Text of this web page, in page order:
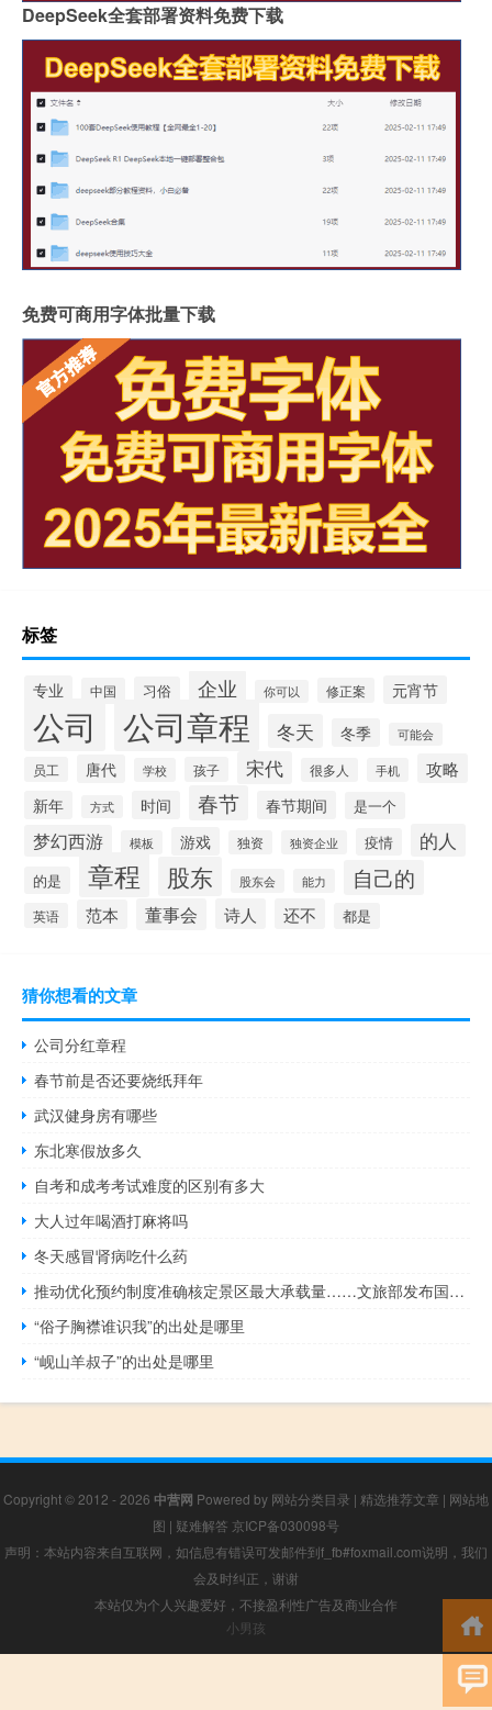
DeepSeek全套部署资料免费下载
免费可商用字体批量下载
标签
专业 中国 习俗 企业 你可以 修正案 元宵节
公司 公司章程 冬天 冬季 可能会
员工 唐代 学校 孩子 宋代 很多人 手机 攻略
新年 方式 时间 春节 春节期间 是一个
梦幻西游 模板 游戏 独资 独资企业 疫情 的人
的是 章程 股东 股东会 能力 自己的
英语 范本 董事会 诗人 还不 都是
猜你想看的文章
公司分红章程
春节前是否还要烧纸拜年
武汉健身房有哪些
东北寒假放多久
自考和成考考试难度的区别有多大
大人过年喝酒打麻将吗
冬天感冒肾病吃什么药
推动优化预约制度准确核定景区最大承载量……文旅部发布国内旅游提升计划 到底什么情况嘞
“俗子胸襟谁识我”的出处是哪里
“岘山羊叔子”的出处是哪里
Copyright © 2012 - 2026 中营网 Powered by 网站分类目录 | 精选推荐文章 | 网站地
图 | 疑难解答 京ICP备030098号
声明：本站内容来自互联网，如信息有错误可发邮件到f_fb#foxmail.com说明，我们
会及时纠正，谢谢
本站仅为个人兴趣爱好，不接盈利性广告及商业合作
小男孩